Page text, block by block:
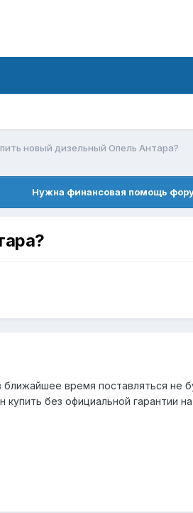
новый дизельный Опель Антара?
Нужна финансовая помощь
время поставляться не
без официальной гарантии